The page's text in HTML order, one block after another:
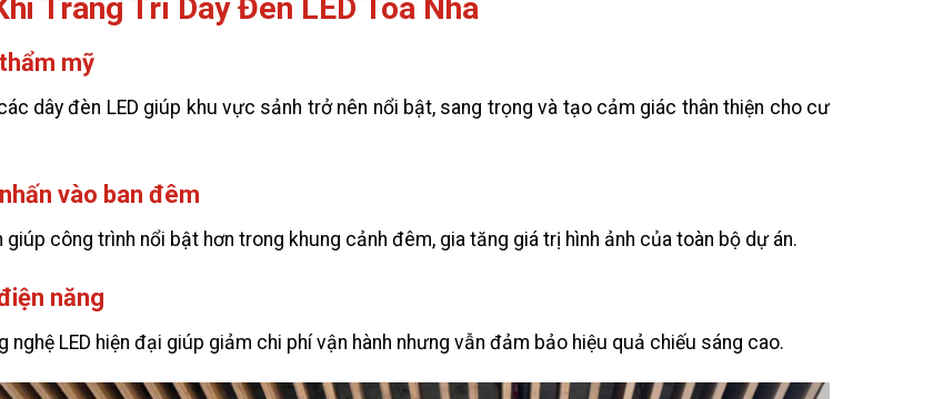
Trang Trí Dây Đèn LED Tòa Nhà
mỹ
dây đèn LED giúp khu vực sảnh trở nên nổi bật, sang trọng và tạo cảm giác thân thiện cho cư
vào ban đêm
giúp công trình nổi bật hơn trong khung cảnh đêm, gia tăng giá trị hình ảnh của toàn bộ dự án.
năng
nghệ LED hiện đại giúp giảm chi phí vận hành nhưng vẫn đảm bảo hiệu quả chiếu sáng cao.